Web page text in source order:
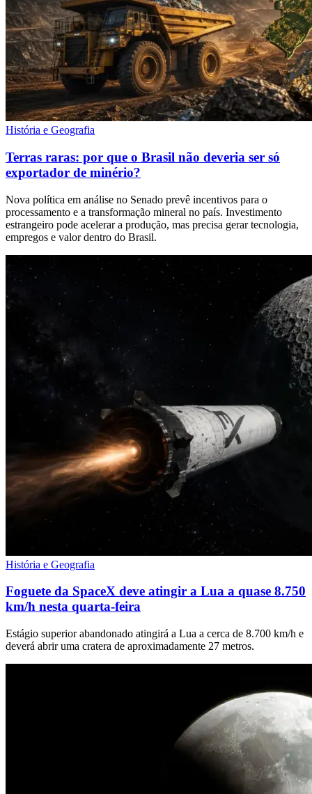
História e Geografia
Terras raras: por que o Brasil não deveria ser só
exportador de minério?
Nova política em análise no Senado prevê incentivos para o
processamento e a transformação mineral no país. Investimento
estrangeiro pode acelerar a produção, mas precisa gerar tecnologia,
empregos e valor dentro do Brasil.
História e Geografia
Foguete da SpaceX deve atingir a Lua a quase 8.750
km/h nesta quarta-feira
Estágio superior abandonado atingirá a Lua a cerca de 8.700 km/h e
deverá abrir uma cratera de aproximadamente 27 metros.